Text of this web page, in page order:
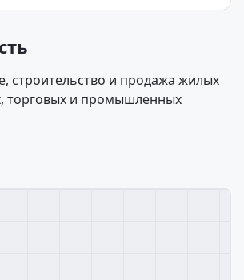
строительство и продажа жилых
торговых и промышленных